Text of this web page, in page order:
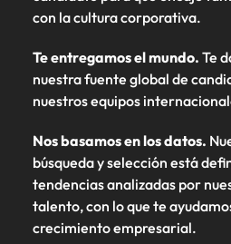
con la cultura corporativa.
Te entregamos el mundo. Te
nuestra fuente global de
nuestros equipos
Nos basamos en los datos.
búsqueda y selección está
tendencias analizadas por
talento, con lo que te
crecimiento empresarial.